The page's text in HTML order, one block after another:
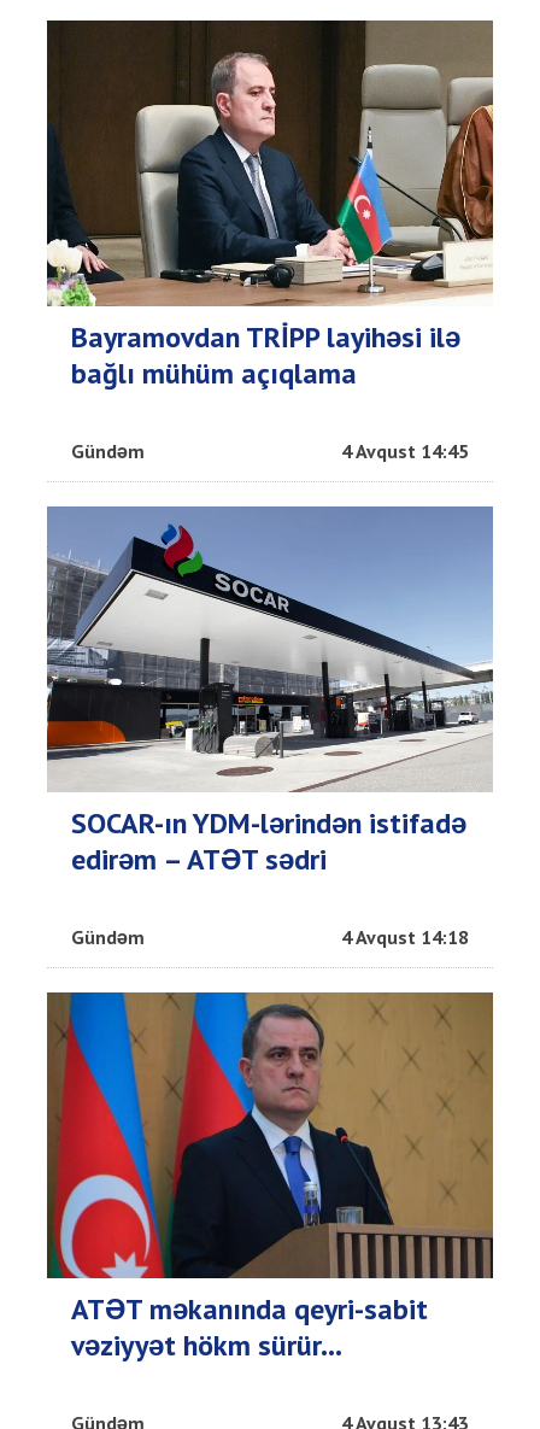
Bayramovdan TRİPP layihəsi ilə
bağlı mühüm açıqlama
Gündəm 4 Avqust 14:45
SOCAR-ın YDM-lərindən istifadə
edirəm – ATƏT sədri
Gündəm 4 Avqust 14:18
ATƏT məkanında qeyri-sabit
vəziyyət hökm sürür...
Gündəm 4 Avqust 13:43